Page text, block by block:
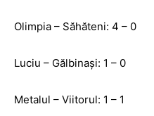
Olimpia – Săhăteni: 4 – 0
Luciu – Gălbinași: 1 – 0
Metalul – Viitorul: 1 – 1